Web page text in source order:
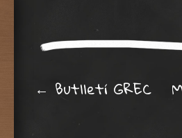
Post
← Butlletí GREC